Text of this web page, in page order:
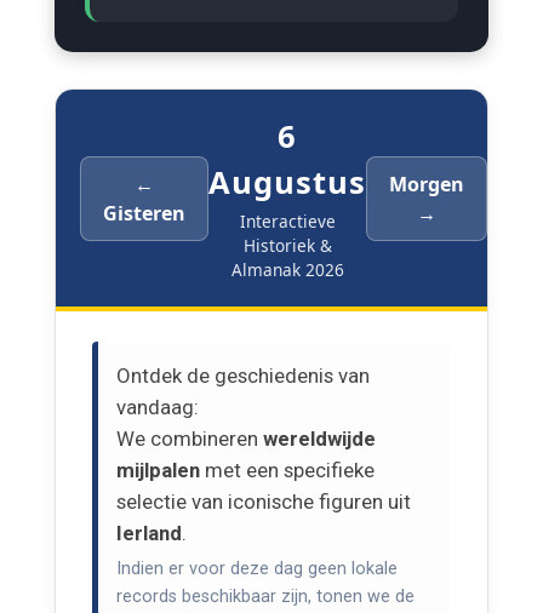
←
Gisteren
6
Augustus
Interactieve
Historiek &
Almanak 2026
Morgen
→
Ontdek de geschiedenis van
vandaag:
We combineren wereldwijde
mijlpalen met een specifieke
selectie van iconische figuren uit
Ierland.
Indien er voor deze dag geen lokale
records beschikbaar zijn, tonen we de